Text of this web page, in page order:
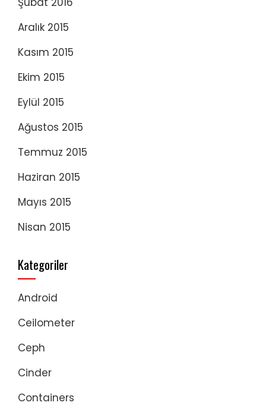
Aralık 2015
Kasım 2015
Ekim 2015
Eylül 2015
Ağustos 2015
Temmuz 2015
Haziran 2015
Mayıs 2015
Nisan 2015
Kategoriler
Android
Ceilometer
Ceph
Cinder
Containers